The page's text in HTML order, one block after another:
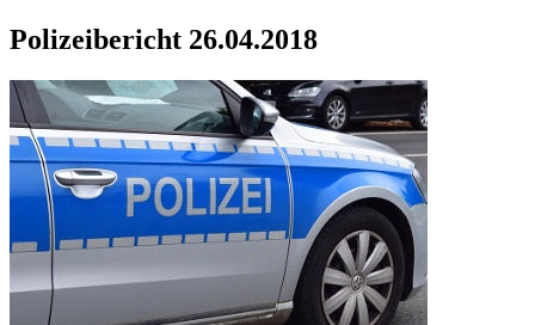
Polizeibericht 26.04.2018